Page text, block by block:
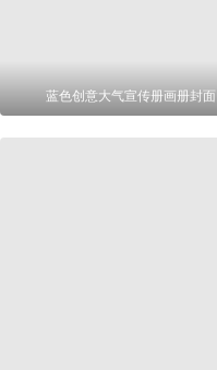
蓝色创意大气宣传册画册封面